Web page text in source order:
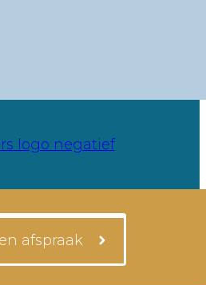
afspraak